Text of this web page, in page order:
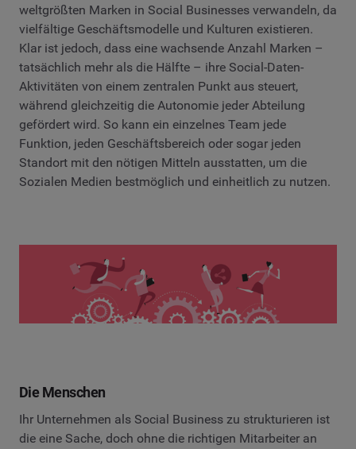
weltgrößten Marken in Social Businesses verwandeln, da
vielfältige Geschäftsmodelle und Kulturen existieren.
Klar ist jedoch, dass eine wachsende Anzahl Marken –
tatsächlich mehr als die Hälfte – ihre Social-Daten-
Aktivitäten von einem zentralen Punkt aus steuert,
während gleichzeitig die Autonomie jeder Abteilung
gefördert wird. So kann ein einzelnes Team jede
Funktion, jeden Geschäftsbereich oder sogar jeden
Standort mit den nötigen Mitteln ausstatten, um die
Sozialen Medien bestmöglich und einheitlich zu nutzen.
Die Menschen
Ihr Unternehmen als Social Business zu strukturieren ist
die eine Sache, doch ohne die richtigen Mitarbeiter an